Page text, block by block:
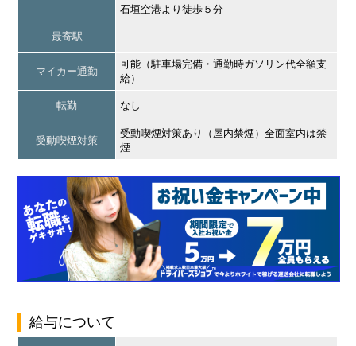
石垣空港より徒歩５分
最寄駅
マイカー通勤
可能（駐車場完備・通勤時ガソリン代全額支
給）
転勤 なし
受動喫煙対策
受動喫煙対策あり（屋内禁煙）全面室内は禁
煙
給与について